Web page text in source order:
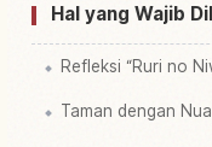
Hal yang Wajib
Refleksi “Ruri no
Taman dengan